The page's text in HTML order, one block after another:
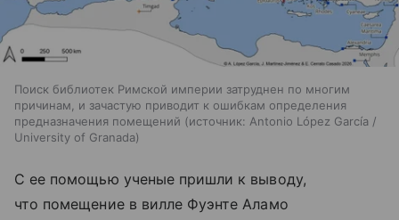
Поиск библиотек Римской империи затруднен по многим
причинам, и зачастую приводит к ошибкам определения
предназначения помещений
источник: Antonio López García /
University of Granada
С ее помощью ученые пришли к выводу,
что помещение в вилле Фуэнте Аламо